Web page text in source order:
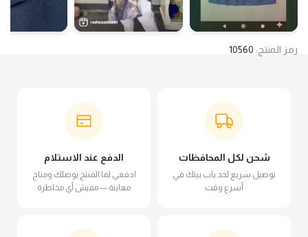
رمز المنتج: 10560
شحن لكل المحافظات
توصيل سريع لحد باب بيتك في
أسرع وقت
الدفع عند الاستلام
ادفعي لما المنتج يوصلك ومتاح
معاينة — مفيش أي مخاطرة